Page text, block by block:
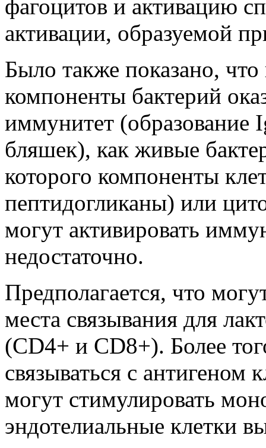
фагоцитов и активацию
активации, образуемой
Было также показано, что
компоненты бактерий
иммунитет (образование
бляшек), как живые
которого компоненты
пептидогликаны) или
могут активировать
недостаточно.
Предполагается, что
места связывания для
(CD4+ и CD8+). Более
связываться с антигеном
могут стимулировать
эндотелиальные клетки